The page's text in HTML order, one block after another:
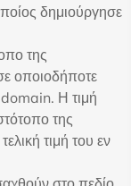
δημιούργησε
της
οποιοδήποτε
domain. Η τιμή
της
τιμή του εν